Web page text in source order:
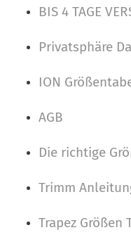
BIS 4 TAGE
Privatsphäre
ION
AGB
Die richtige
Trimm
Trapez Größen